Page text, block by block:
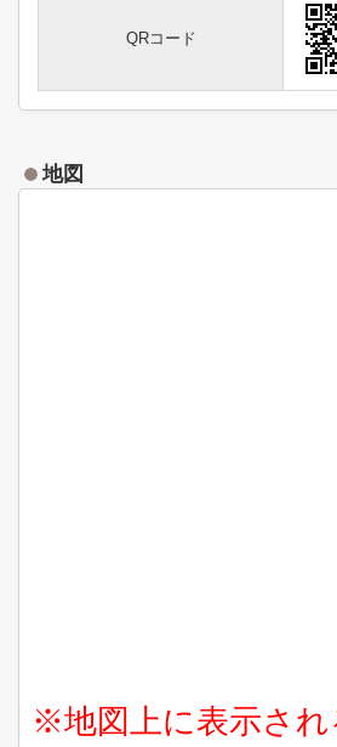
QRコード
地図
※地図上に表示され